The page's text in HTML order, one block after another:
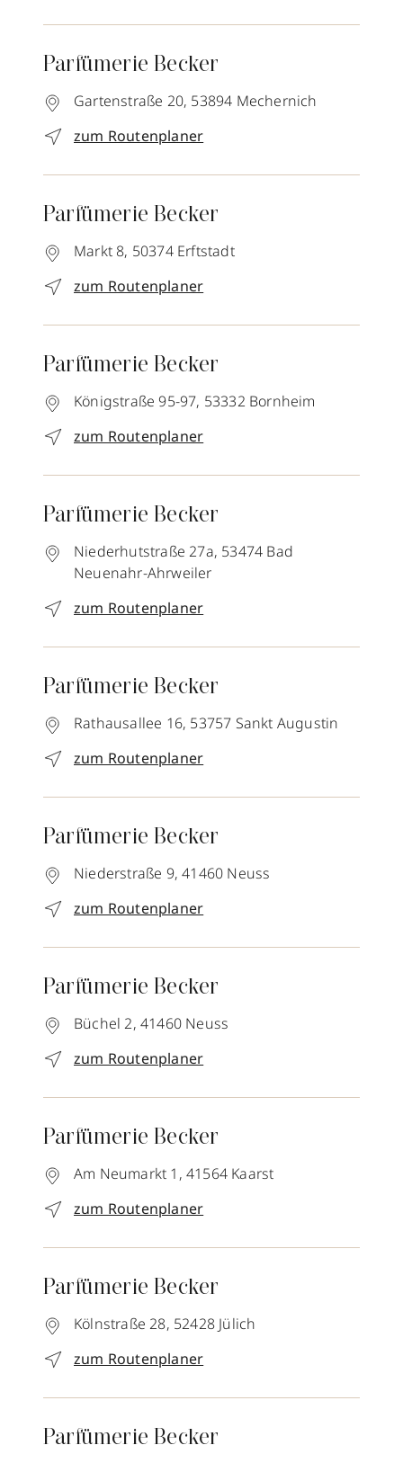
Parfümerie Becker
Gartenstraße 20, 53894 Mechernich
zum Routenplaner
Parfümerie Becker
Markt 8, 50374 Erftstadt
zum Routenplaner
Parfümerie Becker
Königstraße 95-97, 53332 Bornheim
zum Routenplaner
Parfümerie Becker
Niederhutstraße 27a, 53474 Bad
Neuenahr-Ahrweiler
zum Routenplaner
Parfümerie Becker
Rathausallee 16, 53757 Sankt Augustin
zum Routenplaner
Parfümerie Becker
Niederstraße 9, 41460 Neuss
zum Routenplaner
Parfümerie Becker
Büchel 2, 41460 Neuss
zum Routenplaner
Parfümerie Becker
Am Neumarkt 1, 41564 Kaarst
zum Routenplaner
Parfümerie Becker
Kölnstraße 28, 52428 Jülich
zum Routenplaner
Parfümerie Becker